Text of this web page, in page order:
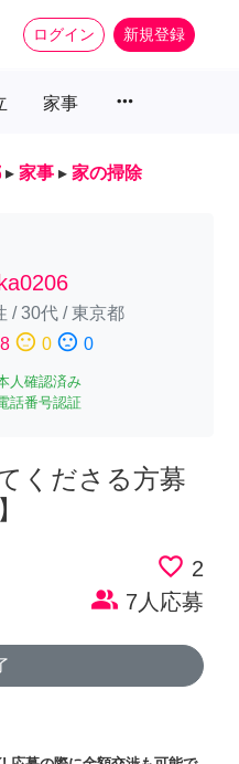
ログイン 新規登録
家事 more_horiz
▸ 家事 ▸ 家の掃除
/30代/東京都
8 sentiment_neutral 0 sentiment_dissatisfied 0
人確認済み
話番号認証
くださる方募
favorite_border 2
people_alt 7人応募